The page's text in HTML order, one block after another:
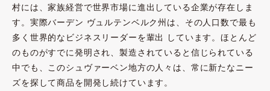
村には、家族経営で世界市場に進出している企業が存在しま
す。実際バーデン ヴュルテンベルク州は、その人口数で最も
多く世界的なビジネスリーダーを輩出 しています。ほとんど
のものがすでに発明され、製造されていると信じられている
中でも、このシュヴァーベン地方の人々は、常に新たなニー
ズを探して商品を開発し続けています。